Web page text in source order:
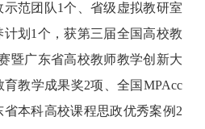
范团队1个、省级虚拟教研室
划1个，获第三届全国高校教
暨广东省高校教师教学创新大
教学成果奖2项、全国MPAcc
本科高校课程思政优秀案例2